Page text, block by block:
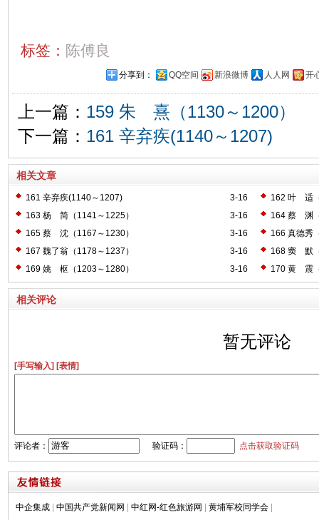
标签： 陈傅良
分享到： QQ空间 新浪微博 人人网 开
上一篇： 159 朱 熹（1130～1200）
下一篇： 161 辛弃疾(1140～1207)
相关文章
3-16
161 辛弃疾(1140～1207)
162 叶 适
3-16
163 杨 简（1141～1225）
164 蔡 渊
3-16
165 蔡 沈（1167～1230）
166 真德秀
3-16
167 魏了翁（1178～1237）
168 窦 默
3-16
169 姚 枢（1203～1280） 170 黄 震
相关评论
暂无评论
[手写输入] [表情]
评论者： 验证码： 点击获取验证码
中企集成 中国共产党新闻网 中红网-红色旅游网 黄埔军校同学会